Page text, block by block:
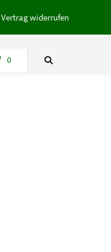
Vertrag widerrufen
0